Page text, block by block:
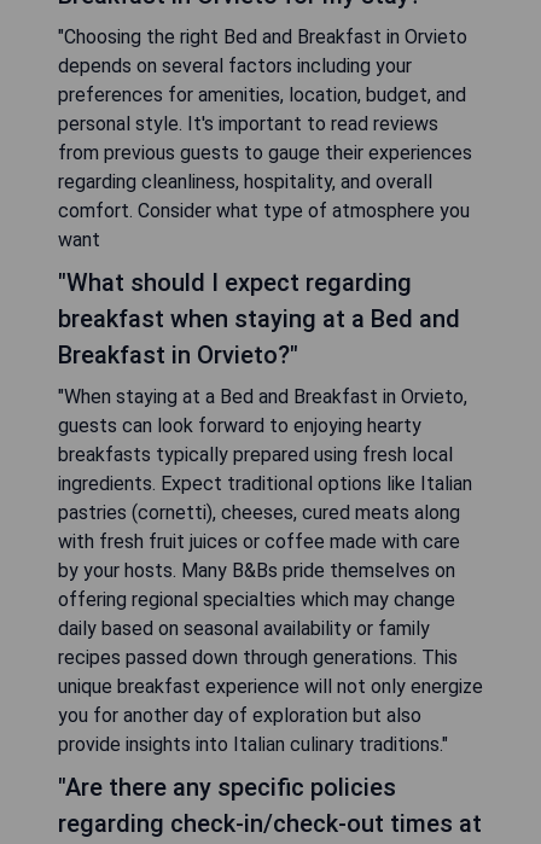
"Choosing the right Bed and Breakfast in Orvieto
depends on several factors including your
preferences for amenities, location, budget, and
personal style. It's important to read reviews
from previous guests to gauge their experiences
regarding cleanliness, hospitality, and overall
comfort. Consider what type of atmosphere you
want
"What should I expect regarding
breakfast when staying at a Bed and
Breakfast in Orvieto?"
"When staying at a Bed and Breakfast in Orvieto,
guests can look forward to enjoying hearty
breakfasts typically prepared using fresh local
ingredients. Expect traditional options like Italian
pastries (cornetti), cheeses, cured meats along
with fresh fruit juices or coffee made with care
by your hosts. Many B&Bs pride themselves on
offering regional specialties which may change
daily based on seasonal availability or family
recipes passed down through generations. This
unique breakfast experience will not only energize
you for another day of exploration but also
provide insights into Italian culinary traditions."
"Are there any specific policies
regarding check-in/check-out times at